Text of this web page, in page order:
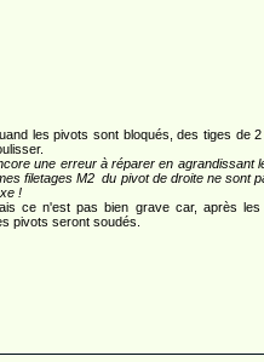
les pivots sont bloqués, des tiges de
une erreur à réparer en agrandissant
filetages M2 du pivot de droite ne sont
!
ce n'est pas bien grave car, après les
pivots seront soudés.